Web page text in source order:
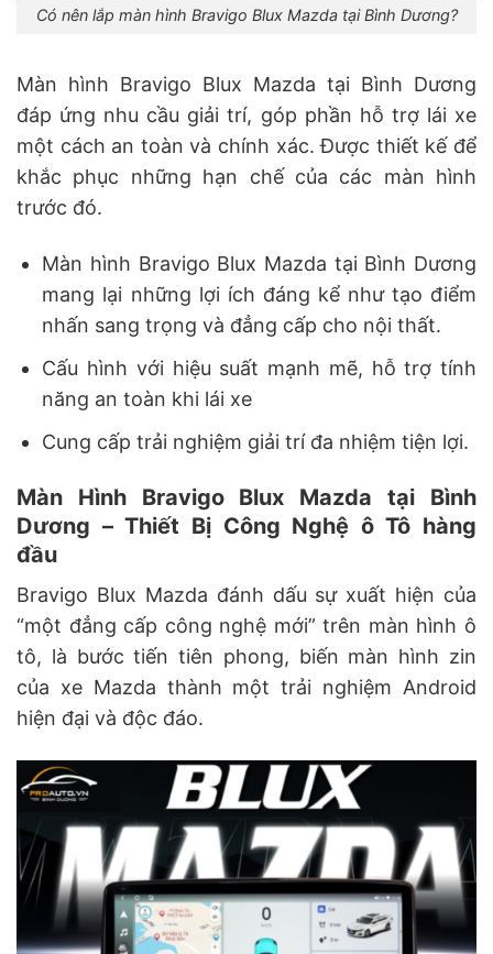
Có nên lắp màn hình Bravigo Blux Mazda tại Bình Dương?
Màn hình Bravigo Blux Mazda tại Bình Dương
đáp ứng nhu cầu giải trí, góp phần hỗ trợ lái xe
một cách an toàn và chính xác. Được thiết kế để
khắc phục những hạn chế của các màn hình
trước đó.
Màn hình Bravigo Blux Mazda tại Bình Dương
mang lại những lợi ích đáng kể như tạo điểm
nhấn sang trọng và đẳng cấp cho nội thất.
Cấu hình với hiệu suất mạnh mẽ, hỗ trợ tính
năng an toàn khi lái xe
Cung cấp trải nghiệm giải trí đa nhiệm tiện lợi.
Màn Hình Bravigo Blux Mazda tại Bình
Dương – Thiết Bị Công Nghệ ô Tô hàng
đầu
Bravigo Blux Mazda đánh dấu sự xuất hiện của
“một đẳng cấp công nghệ mới” trên màn hình ô
tô, là bước tiến tiên phong, biến màn hình zin
của xe Mazda thành một trải nghiệm Android
hiện đại và độc đáo.